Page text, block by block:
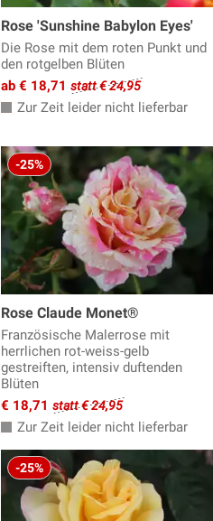
Rose 'Sunshine Babylon Eyes'
Die Rose mit dem roten Punkt und
den rotgelben Blüten
ab € 18,71 statt € 24,95
Zur Zeit leider nicht lieferbar
-25%
Rose Claude Monet®
Französische Malerrose mit
herrlichen rot-weiss-gelb
gestreiften, intensiv duftenden
Blüten
€ 18,71 statt € 24,95
Zur Zeit leider nicht lieferbar
-25%